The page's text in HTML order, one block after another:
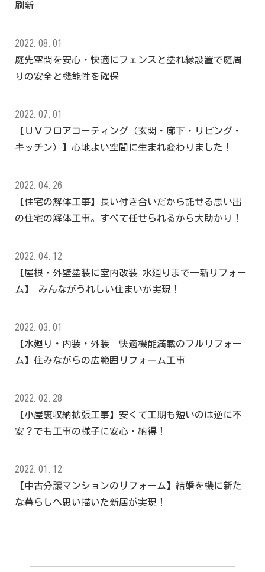
刷新
2022.08.01
庭先空間を安心・快適にフェンスと塗れ縁設置で庭周
りの安全と機能性を確保
2022.07.01
【ＵＶフロアコーティング（玄関・廊下・リビング・
キッチン）】心地よい空間に生まれ変わりました！
2022.04.26
【住宅の解体工事】長い付き合いだから託せる思い出
の住宅の解体工事。すべて任せられるから大助かり！
2022.04.12
【屋根・外壁塗装に室内改装 水廻りまで一新リフォー
ム】 みんながうれしい住まいが実現！
2022.03.01
【水廻り・内装・外装 快適機能満載のフルリフォー
ム】住みながらの広範囲リフォーム工事
2022.02.28
【小屋裏収納拡張工事】安くて工期も短いのは逆に不
安？でも工事の様子に安心・納得！
2022.01.12
【中古分譲マンションのリフォーム】結婚を機に新た
な暮らしへ思い描いた新居が実現！